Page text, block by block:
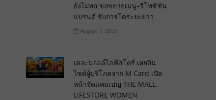
ยังไม่พอ ขอขยายเมนู–รีโพซิชัน
แบรนด์ รับการโตระยะยาว
August 7, 2026
เดอะมอลล์ไลฟ์สโตร์ เผยอิน
ไซต์ผู้บริโภคจาก M Card เปิด
หน้าจัดแคมเปญ THE MALL
LIFESTORE WOMEN